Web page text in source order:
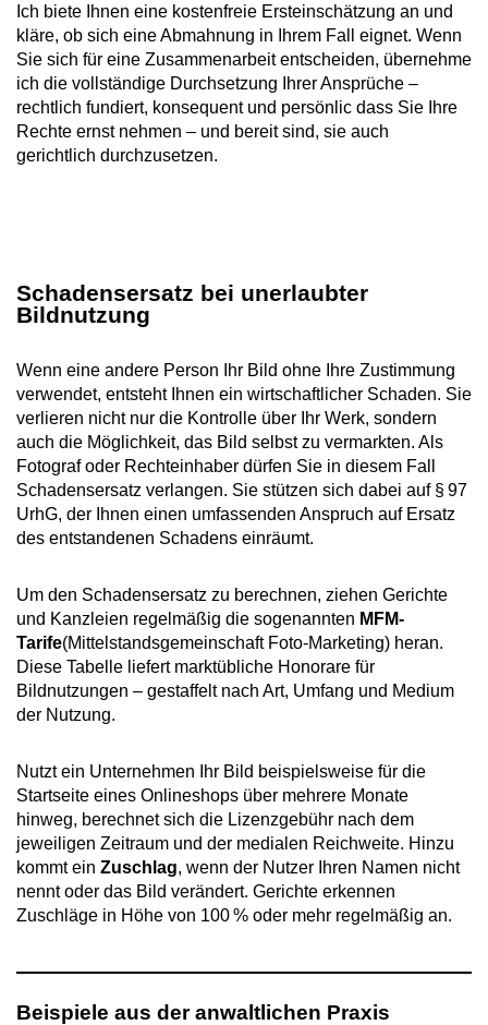
Ich biete Ihnen eine kostenfreie Ersteinschätzung an und
kläre, ob sich eine Abmahnung in Ihrem Fall eignet. Wenn
Sie sich für eine Zusammenarbeit entscheiden, übernehme
ich die vollständige Durchsetzung Ihrer Ansprüche –
rechtlich fundiert, konsequent und persönlic dass Sie Ihre
Rechte ernst nehmen – und bereit sind, sie auch
gerichtlich durchzusetzen.
Schadensersatz bei unerlaubter
Bildnutzung
Wenn eine andere Person Ihr Bild ohne Ihre Zustimmung
verwendet, entsteht Ihnen ein wirtschaftlicher Schaden. Sie
verlieren nicht nur die Kontrolle über Ihr Werk, sondern
auch die Möglichkeit, das Bild selbst zu vermarkten. Als
Fotograf oder Rechteinhaber dürfen Sie in diesem Fall
Schadensersatz verlangen. Sie stützen sich dabei auf § 97
UrhG, der Ihnen einen umfassenden Anspruch auf Ersatz
des entstandenen Schadens einräumt.
Um den Schadensersatz zu berechnen, ziehen Gerichte
und Kanzleien regelmäßig die sogenannten MFM-
Tarife(Mittelstandsgemeinschaft Foto-Marketing) heran.
Diese Tabelle liefert marktübliche Honorare für
Bildnutzungen – gestaffelt nach Art, Umfang und Medium
der Nutzung.
Nutzt ein Unternehmen Ihr Bild beispielsweise für die
Startseite eines Onlineshops über mehrere Monate
hinweg, berechnet sich die Lizenzgebühr nach dem
jeweiligen Zeitraum und der medialen Reichweite. Hinzu
kommt ein Zuschlag, wenn der Nutzer Ihren Namen nicht
nennt oder das Bild verändert. Gerichte erkennen
Zuschläge in Höhe von 100 % oder mehr regelmäßig an.
Beispiele aus der anwaltlichen Praxis